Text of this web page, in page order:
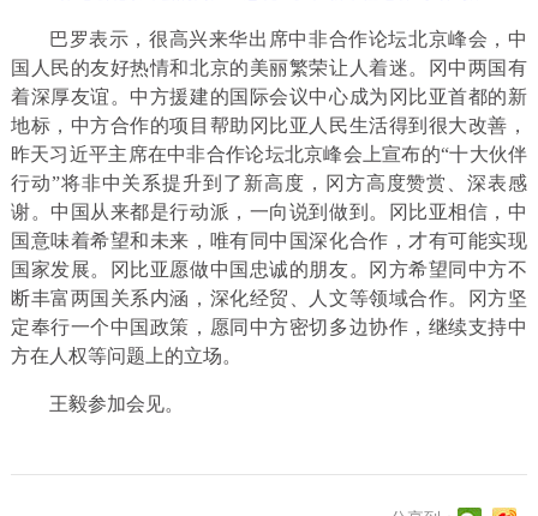
巴罗表示，很高兴来华出席中非合作论坛北京峰会，中
国人民的友好热情和北京的美丽繁荣让人着迷。冈中两国有
着深厚友谊。中方援建的国际会议中心成为冈比亚首都的新
地标，中方合作的项目帮助冈比亚人民生活得到很大改善，
昨天习近平主席在中非合作论坛北京峰会上宣布的“十大伙伴
行动”将非中关系提升到了新高度，冈方高度赞赏、深表感
谢。中国从来都是行动派，一向说到做到。冈比亚相信，中
国意味着希望和未来，唯有同中国深化合作，才有可能实现
国家发展。冈比亚愿做中国忠诚的朋友。冈方希望同中方不
断丰富两国关系内涵，深化经贸、人文等领域合作。冈方坚
定奉行一个中国政策，愿同中方密切多边协作，继续支持中
方在人权等问题上的立场。
王毅参加会见。